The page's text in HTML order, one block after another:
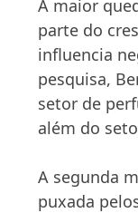
A maior
parte do
influencia
pesquisa,
setor de
além do
A segunda
puxada